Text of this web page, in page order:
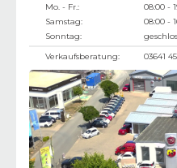
Mo. - Fr.:
08:00 -
Samstag:
08:00 -
Sonntag:
Verkaufsberatung:
03641